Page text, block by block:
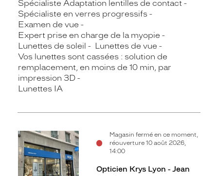
Spécialiste Adaptation lentilles de contact
Spécialiste en verres progressifs
Examen de vue
Expert prise en charge de la myopie
Lunettes de soleil
Lunettes de vue
Vos lunettes sont cassées : solution de
remplacement, en moins de 10 min, par
impression 3D
Lunettes IA
Magasin fermé en ce moment,
réouverture 10 août 2026,
14:00
Opticien Krys Lyon - Jean